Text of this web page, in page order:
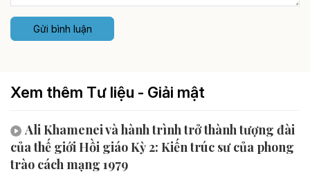
Gửi bình luận
Xem thêm Tư liệu - Giải mật
Ali Khamenei và hành trình trở thành tượng đài
của thế giới Hồi giáo Kỳ 2: Kiến trúc sư của phong
trào cách mạng 1979